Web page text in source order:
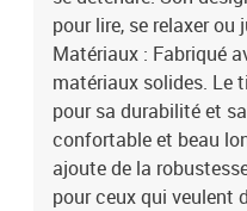
massif d'hévéaDimensions
H)Largeur d'assise: 48
dos: 55 cmCapacité:
OuiContenant de la
8721158870926SKU:
pour lire, se relaxer
Matériaux : Fabriqué
matériaux solides. Le
pour sa durabilité et
confortable et beau
ajoute de la
pour ceux qui veulent